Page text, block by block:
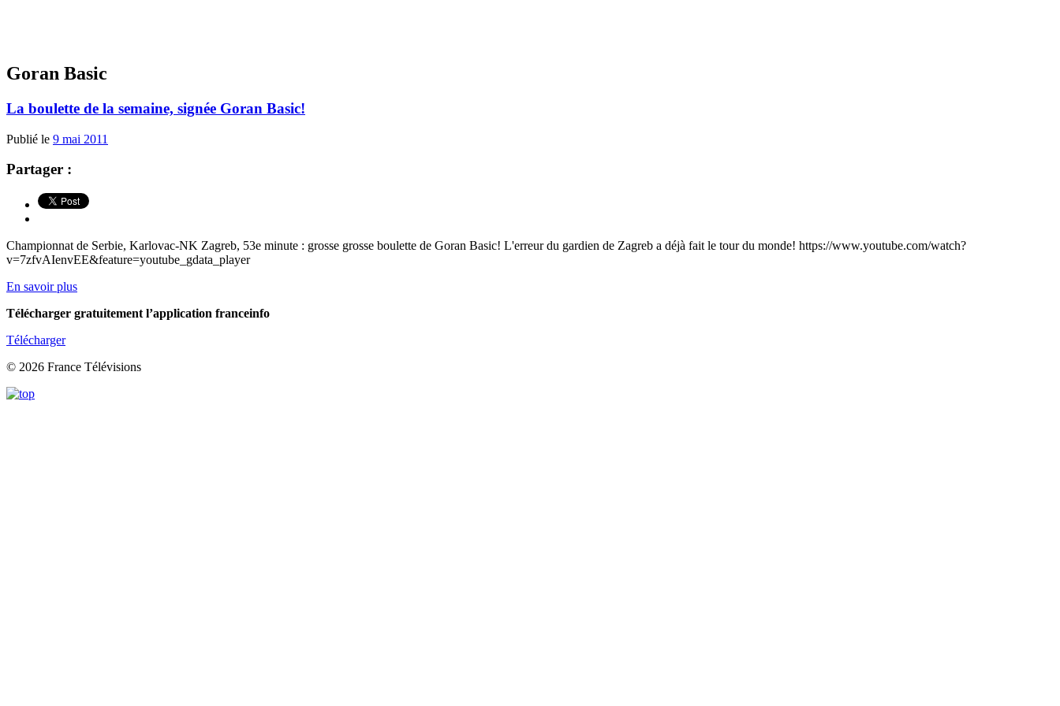
Goran Basic
La boulette de la semaine, signée Goran Basic!
Publié le 9 mai 2011
Partager :
Championnat de Serbie, Karlovac-NK Zagreb, 53e minute : grosse grosse boulette de Goran Basic! L'erreur du gardien de Zagreb a déjà fait le tour du monde! https://www.youtube.com/watch?
v=7zfvAIenvEE&feature=youtube_gdata_player
En savoir plus
Télécharger gratuitement l’application franceinfo
Télécharger
© 2026 France Télévisions